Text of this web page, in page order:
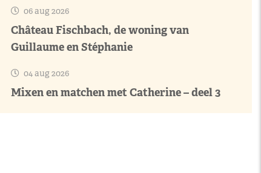
06 aug 2026
Château Fischbach, de woning van
Guillaume en Stéphanie
04 aug 2026
Mixen en matchen met Catherine – deel 3